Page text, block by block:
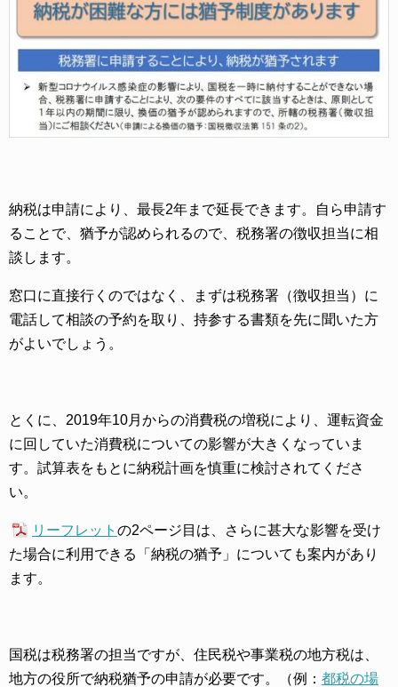
納税は申請により、最長2年まで延長できます。自ら申請す
ることで、猶予が認められるので、税務署の徴収担当に相
談します。
窓口に直接行くのではなく、まずは税務署（徴収担当）に
電話して相談の予約を取り、持参する書類を先に聞いた方
がよいでしょう。
とくに、2019年10月からの消費税の増税により、運転資金
に回していた消費税についての影響が大きくなっていま
す。試算表をもとに納税計画を慎重に検討されてくださ
い。
リーフレット の2ページ目は、さらに甚大な影響を受け
た場合に利用できる「納税の猶予」についても案内があり
ます。
国税は税務署の担当ですが、住民税や事業税の地方税は、
地方の役所で納税猶予の申請が必要です。（例： 都税の場